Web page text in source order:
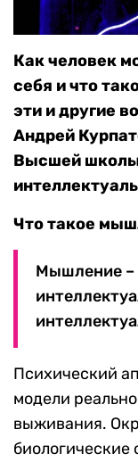
Как человек
себя и что
эти и другие
Андрей
Высшей школы
Что такое
Мышление –
Психический
модели
выживания.